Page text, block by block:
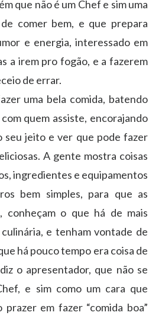
que não é um Chef e sim uma
comer bem, e que prepara
e energia, interessado em
a irem pro fogão, e a fazerem
de errar.
uma bela comida, batendo
quem assiste, encorajando
seu jeito e ver que pode fazer
A gente mostra coisas
ingredientes e equipamentos
bem simples, para que as
conheçam o que há de mais
e tenham vontade de
há pouco tempo era coisa de
o apresentador, que não se
e sim como um cara que
em fazer “comida boa”